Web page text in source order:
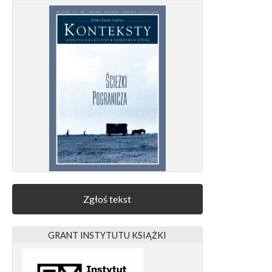
Zgłoś tekst
GRANT INSTYTUTU KSIĄŻKI